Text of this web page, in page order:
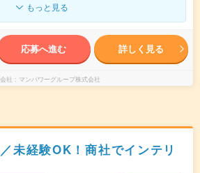
もっと見る
応募へ進む 詳しく見る
社 マンパワーグループ株式会社
未経験OK！商社でインテリ